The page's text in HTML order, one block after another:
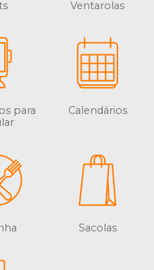
Ventarolas
para
Calendários
Sacolas